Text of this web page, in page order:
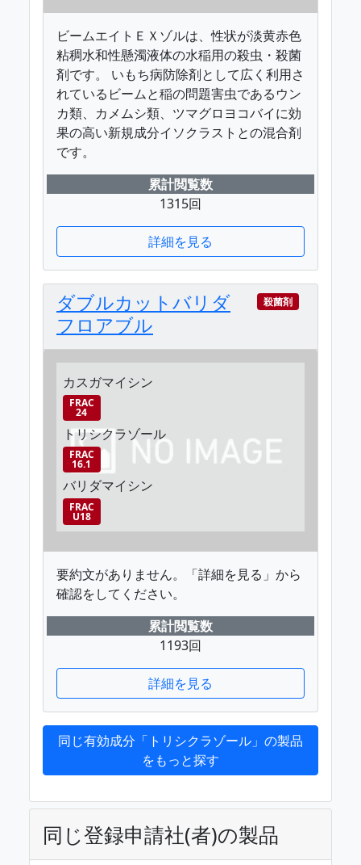
ビームエイトＥＸゾルは、性状が淡黄赤色
粘稠水和性懸濁液体の水稲用の殺虫・殺菌
剤です。 いもち病防除剤として広く利用さ
れているビームと稲の問題害虫であるウン
カ類、カメムシ類、ツマグロヨコバイに効
果の高い新規成分イソクラストとの混合剤
です。
累計閲覧数
1315回
詳細を見る
ダブルカットバリダ
フロアブル
殺菌剤
カスガマイシン
FRAC
24
トリシクラゾール
FRAC
16.1
バリダマイシン
FRAC
U18
要約文がありません。「詳細を見る」から
確認をしてください。
累計閲覧数
1193回
詳細を見る
同じ有効成分「トリシクラゾール」の製品
をもっと探す
同じ登録申請社(者)の製品